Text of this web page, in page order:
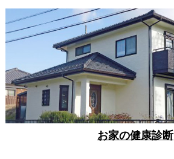
お家の健康診断